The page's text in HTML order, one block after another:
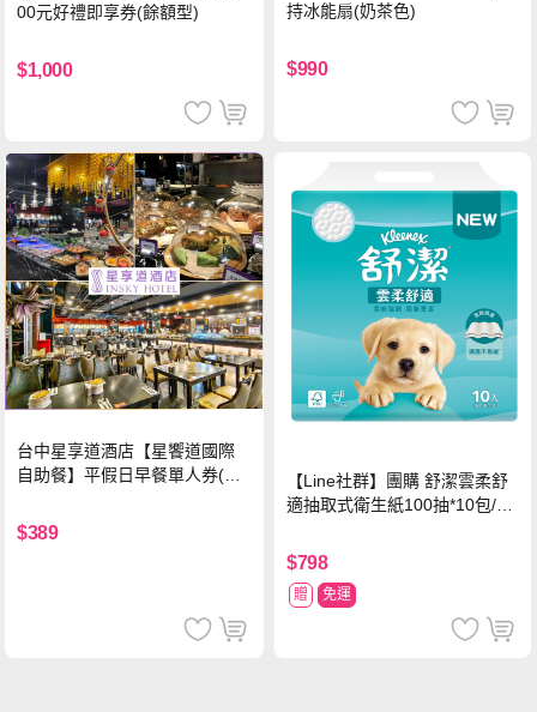
00元好禮即享券(餘額型)
$1,000
持冰能扇(奶茶色)
$990
台中星享道酒店【星饗道國際
自助餐】平假日早餐單人券(M
$389
【Line社群】團購 舒潔雲柔舒
適抽取式衛生紙100抽*10包/6
$798
贈 免運